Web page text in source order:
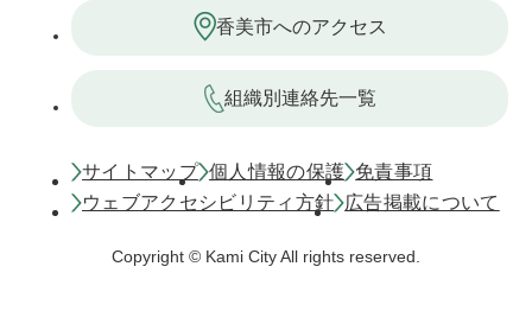
香美市へのアクセス
組織別連絡先一覧
サイトマップ 個人情報の保護 免責事項
ウェブアクセシビリティ方針
広告掲載について
Copyright © Kami City All rights reserved.